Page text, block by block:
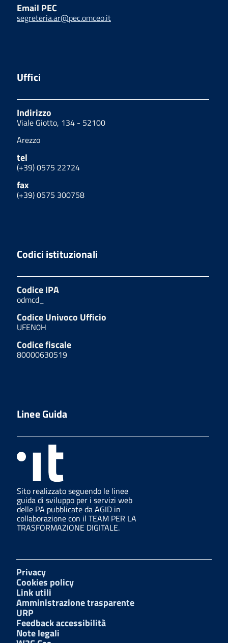
Email PEC
segreteria.ar@pec.omceo.it
Uffici
Indirizzo
Viale Giotto, 134 - 52100
Arezzo
tel
(+39) 0575 22724
fax
(+39) 0575 300758
Codici istituzionali
Codice IPA
odmcd_
Codice Univoco Ufficio
UFEN0H
Codice fiscale
80000630519
Linee Guida
Sito realizzato seguendo le linee
guida di sviluppo per i servizi web
delle PA pubblicate da AGID in
collaborazione con il TEAM PER LA
TRASFORMAZIONE DIGITALE.
Privacy
Cookies policy
Link utili
Amministrazione trasparente
URP
Feedback accessibilità
Note legali